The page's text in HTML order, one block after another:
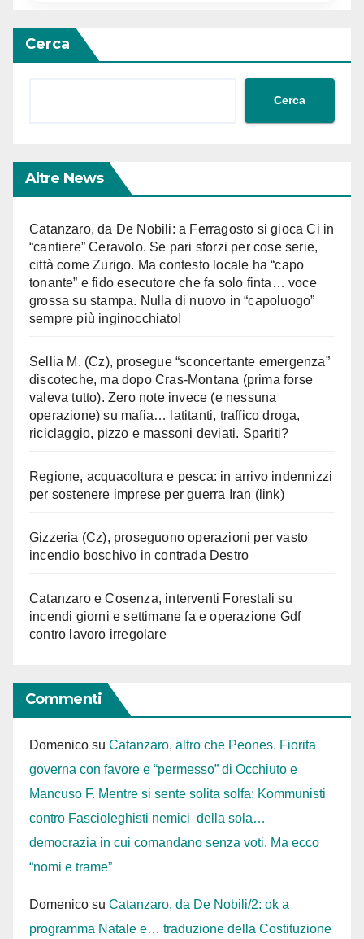
Cerca
Cerca
Altre News
Catanzaro, da De Nobili: a Ferragosto si gioca Ci in
“cantiere” Ceravolo. Se pari sforzi per cose serie,
città come Zurigo. Ma contesto locale ha “capo
tonante” e fido esecutore che fa solo finta… voce
grossa su stampa. Nulla di nuovo in “capoluogo”
sempre più inginocchiato!
Sellia M. (Cz), prosegue “sconcertante emergenza”
discoteche, ma dopo Cras-Montana (prima forse
valeva tutto). Zero note invece (e nessuna
operazione) su mafia… latitanti, traffico droga,
riciclaggio, pizzo e massoni deviati. Spariti?
Regione, acquacoltura e pesca: in arrivo indennizzi
per sostenere imprese per guerra Iran (link)
Gizzeria (Cz), proseguono operazioni per vasto
incendio boschivo in contrada Destro
Catanzaro e Cosenza, interventi Forestali su
incendi giorni e settimane fa e operazione Gdf
contro lavoro irregolare
Commenti
Domenico su Catanzaro, altro che Peones. Fiorita
governa con favore e “permesso” di Occhiuto e
Mancuso F. Mentre si sente solita solfa: Kommunisti
contro Fascioleghisti nemici della sola…
democrazia in cui comandano senza voti. Ma ecco
“nomi e trame”
Domenico su Catanzaro, da De Nobili/2: ok a
programma Natale e… traduzione della Costituzione